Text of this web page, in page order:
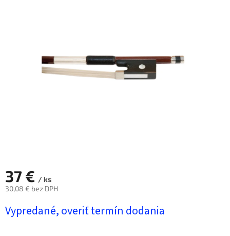
37 € / ks
30,08 € bez DPH
cena:
Vypredané, overiť termín dodania